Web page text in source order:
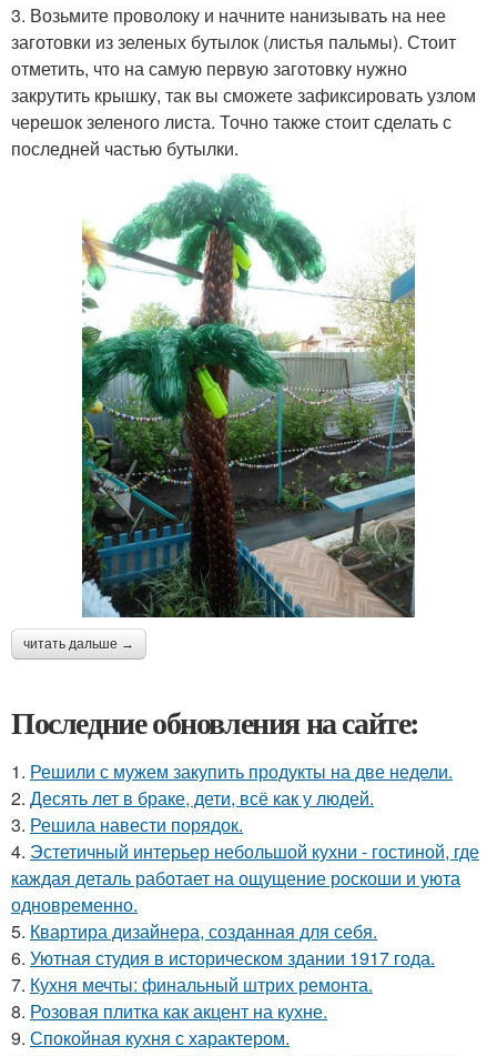
3. Возьмите проволоку и начните нанизывать на нее
заготовки из зеленых бутылок (листья пальмы). Стоит
отметить, что на самую первую заготовку нужно
закрутить крышку, так вы сможете зафиксировать узлом
черешок зеленого листа. Точно также стоит сделать с
последней частью бутылки.
читать дальше →
Последние обновления на сайте:
1. Решили с мужем закупить продукты на две недели.
2. Десять лет в браке, дети, всё как у людей.
3. Решила навести порядок.
4. Эстетичный интерьер небольшой кухни - гостиной, где
каждая деталь работает на ощущение роскоши и уюта
одновременно.
5. Квартира дизайнера, созданная для себя.
6. Уютная студия в историческом здании 1917 года.
7. Кухня мечты: финальный штрих ремонта.
8. Розовая плитка как акцент на кухне.
9. Спокойная кухня с характером.